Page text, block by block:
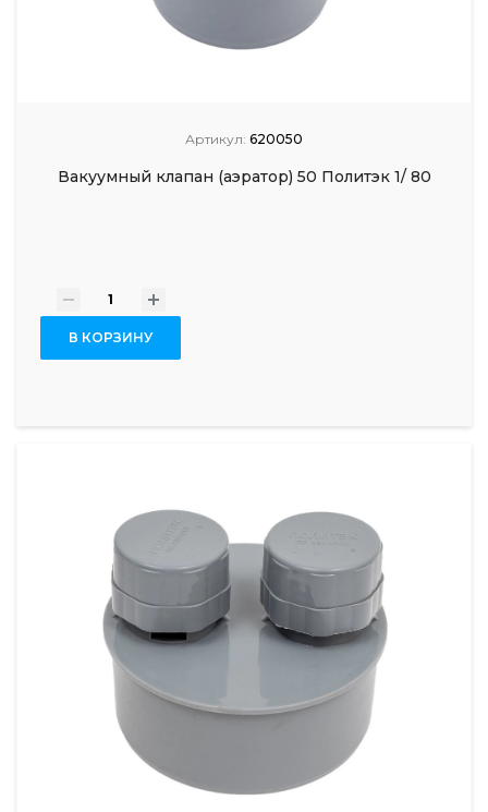
Артикул: 620050
Вакуумный клапан (аэратор) 50 Политэк 1/ 80
- +
В КОРЗИНУ